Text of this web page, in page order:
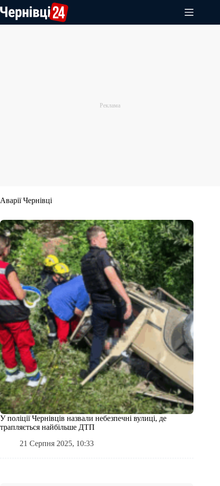
до
вмісту
Аварії Чернівці
У поліції Чернівців назвали небезпечні вулиці, де
трапляється найбільше ДТП
21 Серпня 2025, 10:33